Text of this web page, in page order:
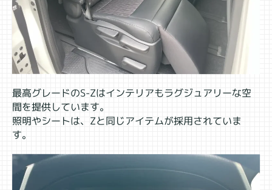
最高グレードのS-Zはインテリアもラグジュアリーな空
間を提供しています。
照明やシートは、Zと同じアイテムが採用されていま
す。